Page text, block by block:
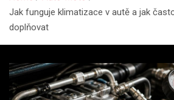
Jak funguje klimatizace v autě a jak
doplňovat